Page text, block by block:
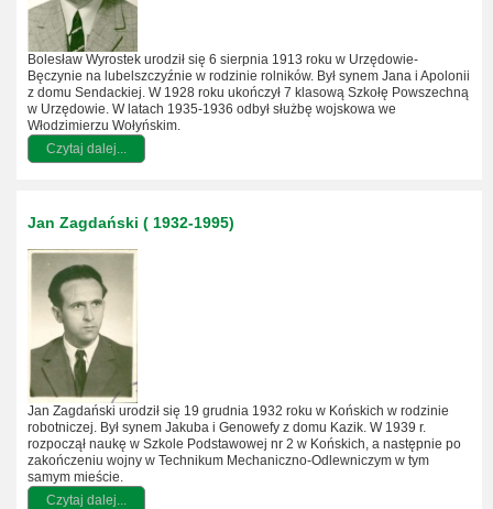
Bolesław Wyrostek urodził się 6 sierpnia 1913 roku w Urzędowie-
Bęczynie na lubelszczyźnie w rodzinie rolników. Był synem Jana i Apolonii
z domu Sendackiej. W 1928 roku ukończył 7 klasową Szkołę Powszechną
w Urzędowie. W latach 1935-1936 odbył służbę wojskowa we
Włodzimierzu Wołyńskim.
Czytaj dalej...
Jan Zagdański ( 1932-1995)
Jan Zagdański urodził się 19 grudnia 1932 roku w Końskich w rodzinie
robotniczej. Był synem Jakuba i Genowefy z domu Kazik. W 1939 r.
rozpoczął naukę w Szkole Podstawowej nr 2 w Końskich, a następnie po
zakończeniu wojny w Technikum Mechaniczno-Odlewniczym w tym
samym mieście.
Czytaj dalej...